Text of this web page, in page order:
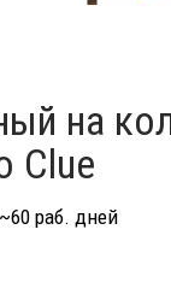
на
Clue
раб. дней